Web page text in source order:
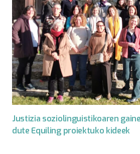
Justizia soziolinguistikoaren
dute Equiling proiektuko kideek